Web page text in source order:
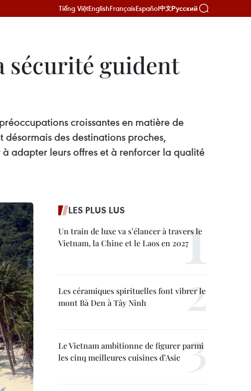
Tiếng ViệtEnglishFrançaisEspañol中文Русский
sécurité guident
croissantes en matière de
des destinations proches,
adapter leurs offres et à renforcer la qualité
LES PLUS LUS
Un train de luxe va s’élancer à travers le
Vietnam, la Chine et le Laos en 2027
Les céramiques spirituelles font vibrer le
mont Bà Den à Tây Ninh
Le Vietnam ambitionne de figurer parmi
les cinq meilleures cuisines d’Asie